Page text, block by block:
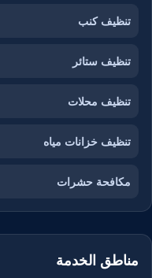
تنظيف كنب
تنظيف ستائر
تنظيف محلات
تنظيف خزانات مياه
مكافحة حشرات
مناطق الخدمة